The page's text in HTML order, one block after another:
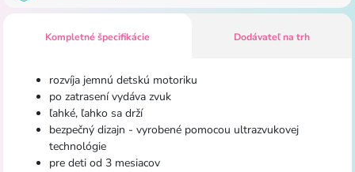
Kompletné špecifikácie Dodávateľ na trh
rozvíja jemnú detskú motoriku
po zatrasení vydáva zvuk
ľahké, ľahko sa drží
bezpečný dizajn - vyrobené pomocou ultrazvukovej
technológie
pre deti od 3 mesiacov